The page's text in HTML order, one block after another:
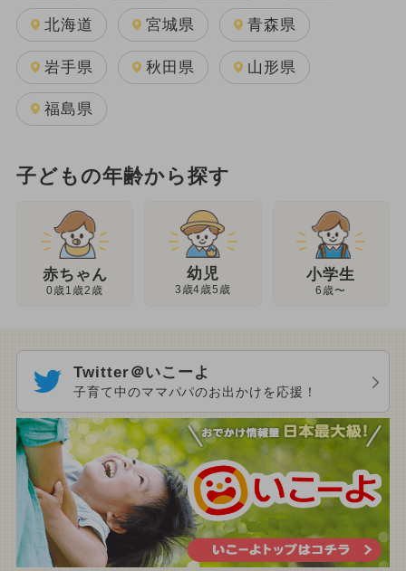
北海道 宮城県 青森県
岩手県 秋田県 山形県
福島県
子どもの年齢から探す
赤ちゃん
0歳1歳2歳
幼児
3歳4歳5歳
小学生
6歳〜
Twitter＠いこーよ
子育て中のママパパのお出かけを応援！